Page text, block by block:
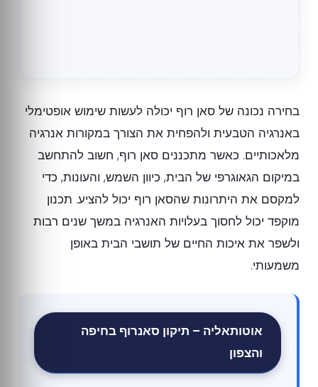
בחירה נכונה של סאן רוף יכולה לעשות שימוש אופטימלי
באנרגיה הטבעית ולהפחית את הצורך במקורות אנרגיה
מלאכותיים. כאשר מתכננים סאן רוף, חשוב להתחשב
במיקום הגאוגרפי של הבית, כיוון השמש, והעונות, כדי
למקסם את היתרונות שהסאן רוף יכול להציע. תכנון
מוקפד יכול לחסוך בעלויות האנרגיה במשך שנים רבות
ולשפר את איכות החיים של תושבי הבית באופן
משמעותי.
אוטותאליה – תיקון סאנרוף בחיפה
והצפון